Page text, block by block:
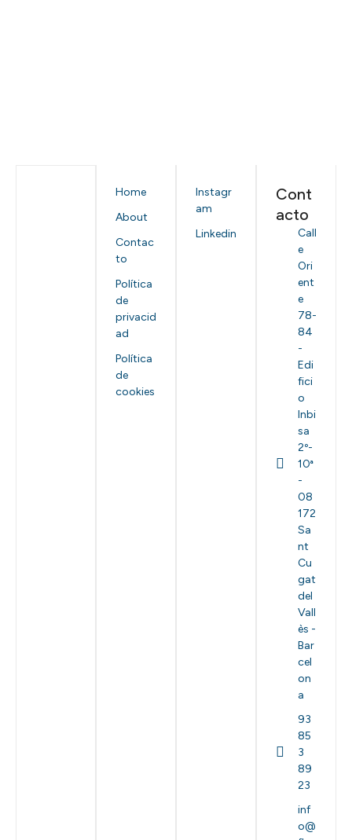
Home
About
Contac
to
Política
de
privacid
ad
Política
de
cookies
Instagr
am
Linkedin
Cont
acto
Call
e
Ori
ent
e
78-
84
-
Edi
fici
o
Inbi
sa
2º-
10ª
-
08
172
Sa
nt
Cu
gat
del
Vall
ès -
Bar
cel
on
a
93
85
3
89
23
inf
o@